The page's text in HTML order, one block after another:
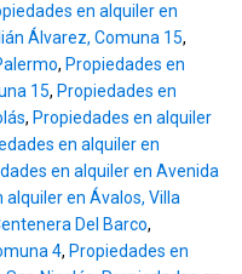
en alquiler en
Álvarez, Comuna 15,
, Propiedades en
15, Propiedades en
, Propiedades en alquiler
en alquiler en
en alquiler en Avenida
alquiler en Ávalos, Villa
Del Barco,
4, Propiedades en